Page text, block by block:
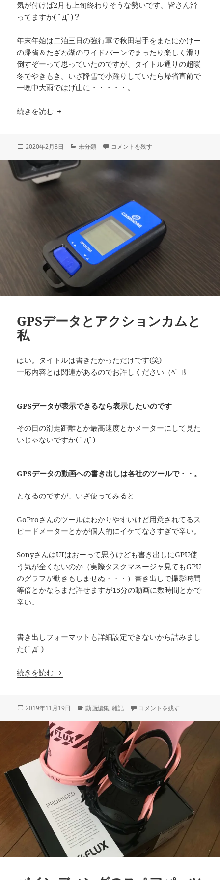
気が付けば2月も上旬終わりそうな勢いです。皆さん滑
ってますか( ﾟДﾟ)？
年末年始は二泊三日の強行軍で秋田岩手をまたにかけー
の帰省＆たざわ湖のワイドバーンでまったり楽しく滑り
倒すぞーって思っていたのですが、タイトル通りの超暖
冬でやきもき。いざ降雪で小躍りしていたら帰省直前で
一晩中大雨ではげ山に・・・・・。
続きを読む たざわ湖と思いきや夏油
投
2020年2月8日
カ
ゴ
未分類 たざわ湖と思いきや夏油 に
コメントを残す
GPSデータとアクションカムと
私
はい。タイトルは書きたかっただけです(笑)
一応内容とは関連があるのでお許しください（ﾍﾟｺﾘ
GPSデータが表示できるなら表示したいのです
その日の滑走距離とか最高速度とかメーターにして見た
いじゃないですか( ﾟДﾟ)
GPSデータの動画への書き出しは各社のツールで・・。
となるのですが、いざ使ってみると
GoProさんのツールはわかりやすいけど用意されてるス
ピードメーターとかが個人的にイケてなさすぎで辛い。
SonyさんはUIはおーって思うけども書き出しにGPU使
う気が全くないのか（実際タスクマネージャ見てもGPU
のグラフが動きもしませぬ・・・）書き出しで撮影時間
等倍とかならまだ許せますが15分の動画に数時間とかで
辛い。
書き出しフォーマットも詳細設定できないから詰みまし
た( ﾟДﾟ)
続きを読む GPSデータとアクションカムと私
投
2019年11月19日
カ
ゴ
リ
ー
動画編集,雑記 GPSデータとアクションカム
コメントを残す